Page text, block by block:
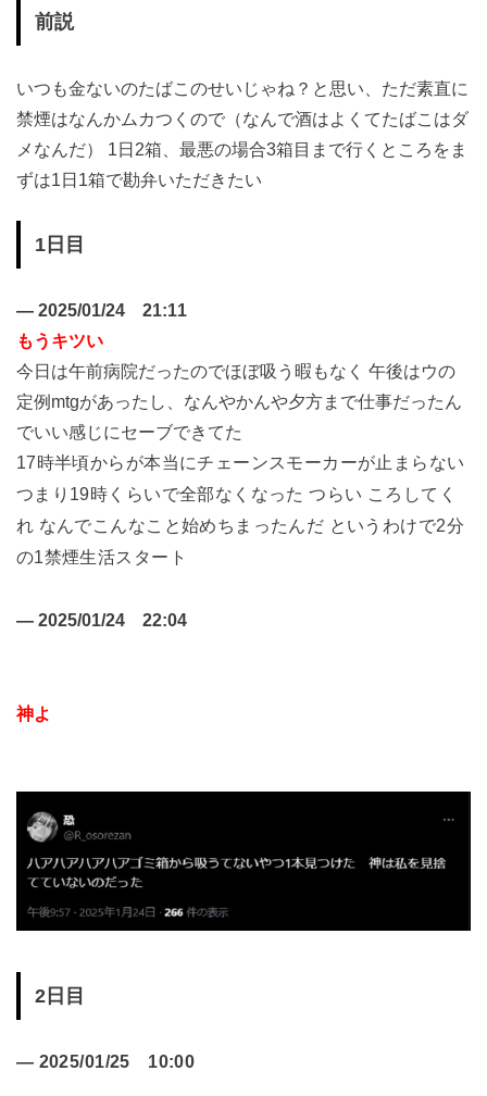
前説
いつも金ないのたばこのせいじゃね？と思い、ただ素直に
禁煙はなんかムカつくので（なんで酒はよくてたばこはダ
メなんだ） 1日2箱、最悪の場合3箱目まで行くところをま
ずは1日1箱で勘弁いただきたい
1日目
— 2025/01/24 21:11
もうキツい
今日は午前病院だったのでほぼ吸う暇もなく 午後はウの
定例mtgがあったし、なんやかんや夕方まで仕事だったん
でいい感じにセーブできてた
17時半頃からが本当にチェーンスモーカーが止まらない
つまり19時くらいで全部なくなった つらい ころしてく
れ なんでこんなこと始めちまったんだ というわけで2分
の1禁煙生活スタート
— 2025/01/24 22:04
神よ
2日目
— 2025/01/25 10:00